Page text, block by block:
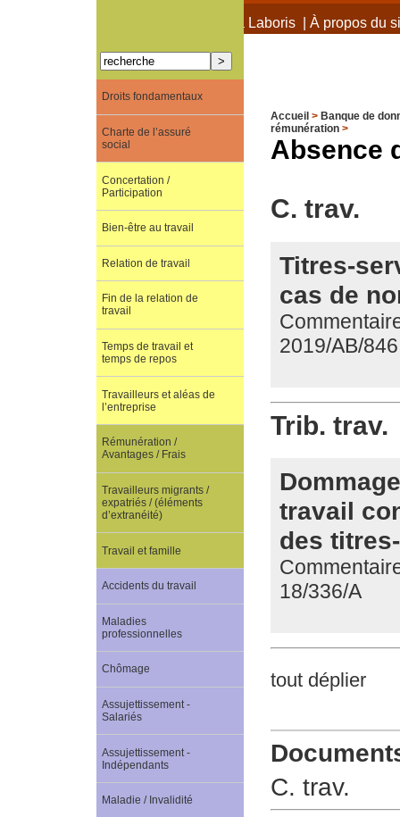
À propos de Terra Laboris| À propos du
Accueil > Banque de
rémunération>
Absence
C. trav.
Titres-
cas de
2019/AB/846
Trib. trav.
travail
des
18/336/A
tout déplier
C. trav.
Droits fondamentaux
Charte de l’assuré
social
Concertation /
Participation
Bien-être au travail
Relation de travail
Fin de la relation de
travail
Temps de travail et
temps de repos
Travailleurs et aléas de
l’entreprise
Rémunération /
Avantages / Frais
Travailleurs migrants /
expatriés / (éléments
d’extranéité)
Travail et famille
Accidents du travail
Maladies
professionnelles
Chômage
Assujettissement -
Salariés
Assujettissement -
Indépendants
Maladie / Invalidité